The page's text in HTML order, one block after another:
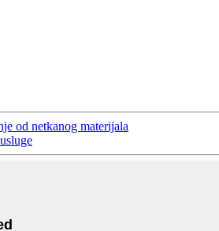
od netkanog materijala